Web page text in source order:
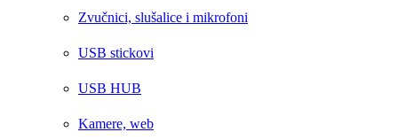
Zvučnici, slušalice i mikrofoni
USB stickovi
USB HUB
Kamere, web